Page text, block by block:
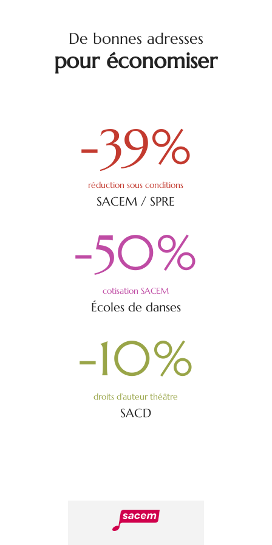
De bonnes adresses
pour économiser
-39%
réduction sous conditions
SACEM / SPRE
-50%
cotisation SACEM
Écoles de danses
-10%
droits d’auteur théâtre
SACD